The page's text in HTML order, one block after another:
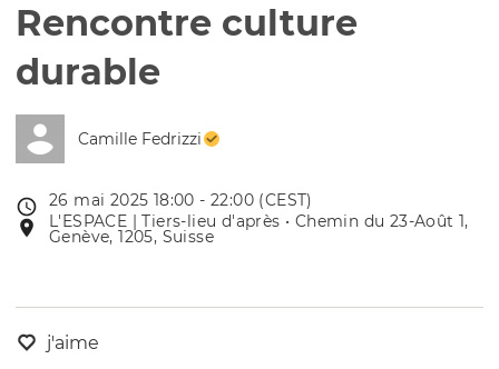
Rencontre culture
durable
Camille Fedrizzi
Date
de
l'évênement
26 mai 2025 18:00 - 22:00 (CEST)
Lieu
de
L'ESPACE | Tiers-lieu d'après • Chemin du 23-Août 1,
Genève, 1205, Suisse
j'aime